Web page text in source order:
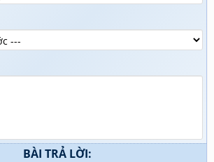
BÀI TRẢ LỜI: